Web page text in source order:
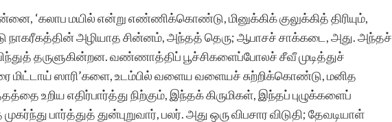
‘கலாப மயில் என்று எண்ணிக்கொண்டு, மினுக்கிக் குலுக்கித் திரியும்,
நாகரீகத்தின் அழியாத சின்னம், அந்தத் தெரு; ஆபாசச் சாக்கடை, அது. அந்தச்
தருளுகின்றன. வண்ணாத்திப் பூச்சிகளைப்போலச் சீவீ முடித்துச்
மிட்டாய் ஸாரி’களை, உடம்பில் வளைய வளையச் சுற்றிக்கொண்டு, மனித
உறிய எதிர்பார்த்து நிற்கும், இந்தக் கிருமிகள், இந்தப் புழுக்களைப்
பார்த்துத் துன்புறுவார், பலர். அது ஒரு விபசார விடுதி; தேவடியாள்